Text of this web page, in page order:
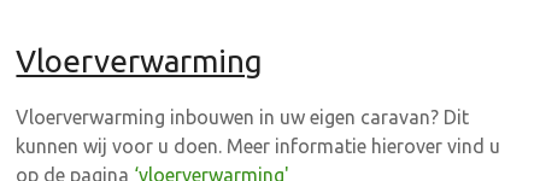
Vloerverwarming
Vloerverwarming inbouwen in uw eigen caravan? Dit
kunnen wij voor u doen. Meer informatie hierover vind u
op de pagina ‘vloerverwarming'